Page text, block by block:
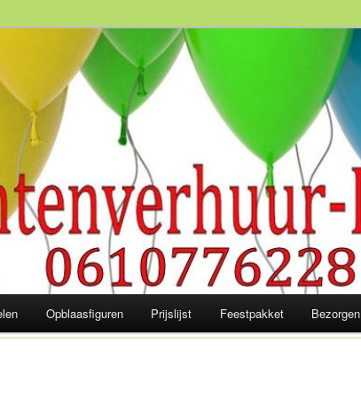
feest! 06-10 77 62 28
Opblaasfiguren Prijslijst Feestpakket Bezorgen